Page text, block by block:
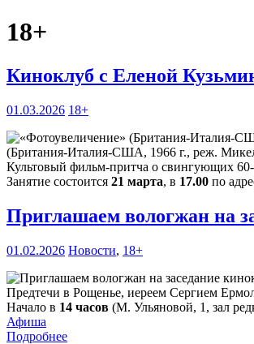
18+
Киноклуб с Еленой
01.03.2026 18+
(Британия-Италия-США, 1966 г., реж.
Культовый фильм-притча о свингующих
Занятие состоится 21 марта, в 17.00 по
Приглашаем вологжан на
01.02.2026 Новости, 18+
Предтечи в Рощенье, иереем Сергием
Начало в 14 часов (М. Ульяновой, 1, зал
Афиша
Подробнее